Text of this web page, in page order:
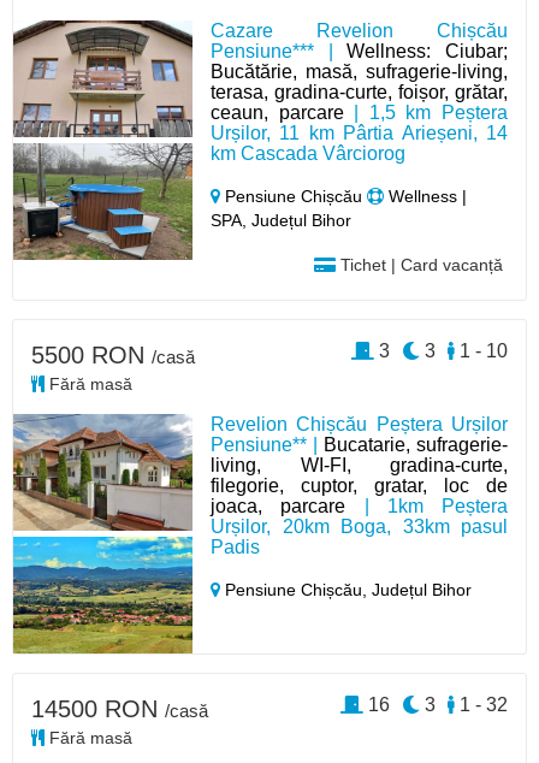
Cazare Revelion Chișcău
Pensiune*** |Wellness: Ciubar;
Bucătărie, masă, sufragerie-living,
terasa, gradina-curte, foișor, grătar,
ceaun, parcare| 1,5 km Peștera
Urșilor, 11 km Pârtia Arieșeni, 14
km Cascada Vârciorog
Pensiune Chișcău
Wellness |
SPA, Județul Bihor
Tichet | Card vacanță
Revelion Chișcău Peștera Urșilor
Pensiune** |
Bucatarie, sufragerie-
living, WI-FI, gradina-curte,
filegorie, cuptor, gratar, loc de
joaca, parcare | 1km Peștera
Urșilor, 20km Boga, 33km pasul
Padis
Pensiune Chișcău,Județul Bihor
5500 RON /casă
Fără masă
1 - 10
3
3
14500 RON /casă
Fără masă
1 - 32
3
16